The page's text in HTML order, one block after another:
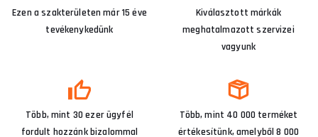
Ezen a szakterületen már 15 éve
tevékenykedünk
Kiválasztott márkák
meghatalmazott szervizei
vagyunk
Több, mint 30 ezer ügyfél
fordult hozzánk bizalommal
Több, mint 40 000 terméket
értékesítünk, amelyből 8 000